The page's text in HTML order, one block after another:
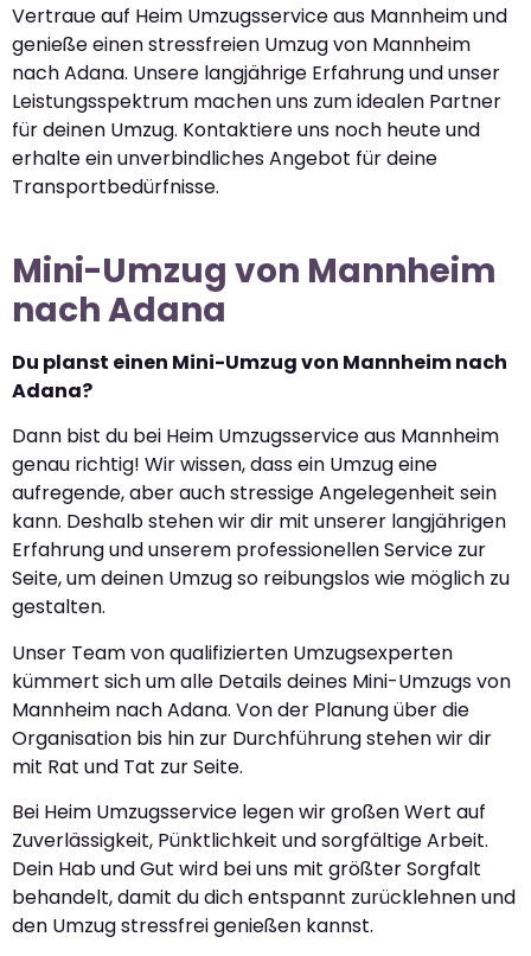
Vertraue auf Heim Umzugsservice aus Mannheim und
genieße einen stressfreien Umzug von Mannheim
nach Adana. Unsere langjährige Erfahrung und unser
Leistungsspektrum machen uns zum idealen Partner
für deinen Umzug. Kontaktiere uns noch heute und
erhalte ein unverbindliches Angebot für deine
Transportbedürfnisse.
Mini-Umzug von Mannheim
nach Adana
Du planst einen Mini-Umzug von Mannheim nach
Adana?
Dann bist du bei Heim Umzugsservice aus Mannheim
genau richtig! Wir wissen, dass ein Umzug eine
aufregende, aber auch stressige Angelegenheit sein
kann. Deshalb stehen wir dir mit unserer langjährigen
Erfahrung und unserem professionellen Service zur
Seite, um deinen Umzug so reibungslos wie möglich zu
gestalten.
Unser Team von qualifizierten Umzugsexperten
kümmert sich um alle Details deines Mini-Umzugs von
Mannheim nach Adana. Von der Planung über die
Organisation bis hin zur Durchführung stehen wir dir
mit Rat und Tat zur Seite.
Bei Heim Umzugsservice legen wir großen Wert auf
Zuverlässigkeit, Pünktlichkeit und sorgfältige Arbeit.
Dein Hab und Gut wird bei uns mit größter Sorgfalt
behandelt, damit du dich entspannt zurücklehnen und
den Umzug stressfrei genießen kannst.